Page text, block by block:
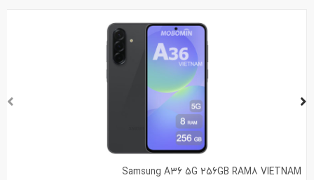
Samsung A36 5G 256GB RAM8 VIETNAM